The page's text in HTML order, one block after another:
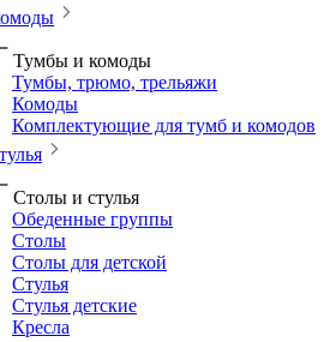
Тумбы и комоды
Тумбы, трюмо, трельяжи
Комоды
Комплектующие для тумб и комодов
Столы и стулья
Обеденные группы
Столы
Столы для детской
Стулья
Стулья детские
Кресла